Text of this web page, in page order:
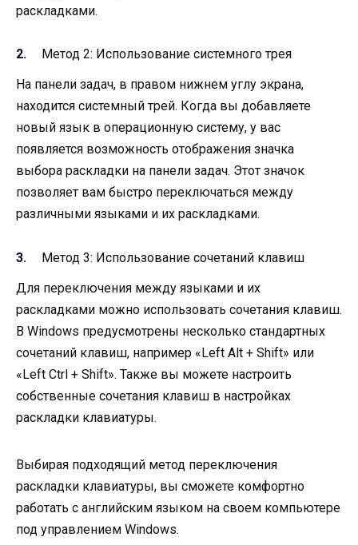
раскладками.
Метод 2: Использование системного трея
На панели задач, в правом нижнем углу экрана,
находится системный трей. Когда вы добавляете
новый язык в операционную систему, у вас
появляется возможность отображения значка
выбора раскладки на панели задач. Этот значок
позволяет вам быстро переключаться между
различными языками и их раскладками.
Метод 3: Использование сочетаний клавиш
Для переключения между языками и их
раскладками можно использовать сочетания клавиш.
В Windows предусмотрены несколько стандартных
сочетаний клавиш, например «Left Alt + Shift» или
«Left Ctrl + Shift». Также вы можете настроить
собственные сочетания клавиш в настройках
раскладки клавиатуры.
Выбирая подходящий метод переключения
раскладки клавиатуры, вы сможете комфортно
работать с английским языком на своем компьютере
под управлением Windows.